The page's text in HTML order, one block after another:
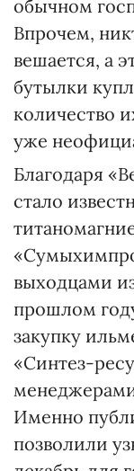
обычном
Впрочем,
вешается, а
бутылки
количество
уже
Благодаря
стало
выходцами
прошлом
закупку
«Синтез-
Именно
позволили